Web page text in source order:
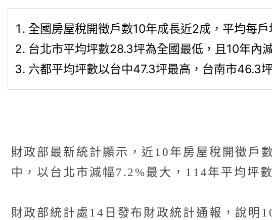
全國房屋稅開徵戶數10年成長近2成，平均每戶
台北市平均坪數28.3坪為全國最低，且10年內
六都平均坪數以台中47.3坪最高，台南市46.3
財政部最新統計顯示，近10年房屋稅開徵戶
中，以台北市減幅7.2%最大，114年平均坪
財政部統計處14日發布財政統計通報，說明